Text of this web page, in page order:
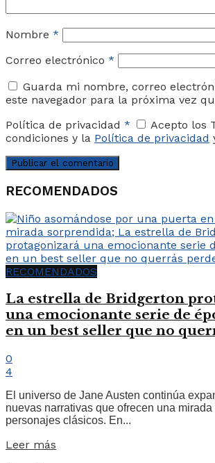
Nombre *
Correo electrónico *
Guarda mi nombre, correo
este navegador para la próxima vez
Política de privacidad *
Acepto los
condiciones y la Política de privacidad
RECOMENDADOS
RECOMENDADOS
La estrella de Bridgerton
una emocionante serie de
en un best seller que no
0
4
El universo de Jane Austen continúa
nuevas narrativas que ofrecen una
personajes clásicos. En...
Leer más